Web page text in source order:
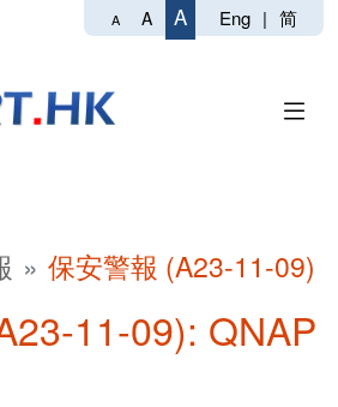
A A A Eng | 简
保安警報 (A23-11-09)
11-09): QNAP